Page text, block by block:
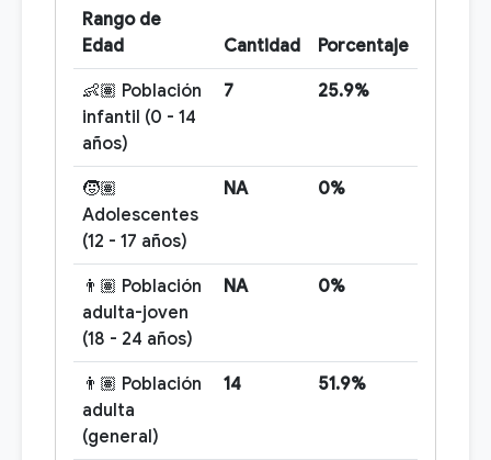
Rango de
Edad
Cantidad Porcentaje
👶🏽 Población
infantil (0 - 14
años)
7 25.9%
🧒🏽
Adolescentes
(12 - 17 años)
NA 0%
👨🏽 Población
adulta-joven
(18 - 24 años)
NA 0%
👨🏽 Población
adulta
(general)
14 51.9%